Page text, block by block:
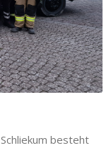
besteht